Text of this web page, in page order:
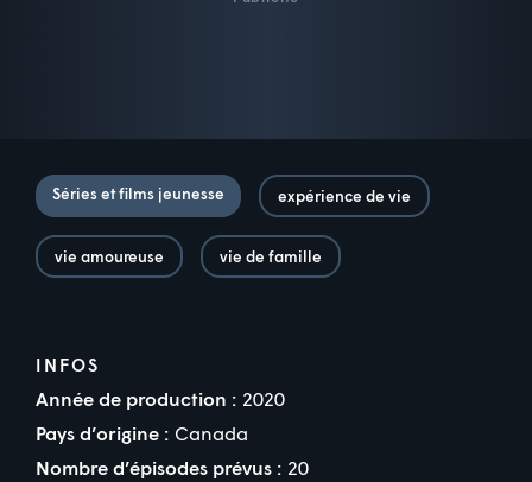
Séries et films jeunesse expérience de vie
vie amoureuse vie de famille
INFOS
Année de production : 2020
Pays d’origine : Canada
Nombre d’épisodes prévus : 20